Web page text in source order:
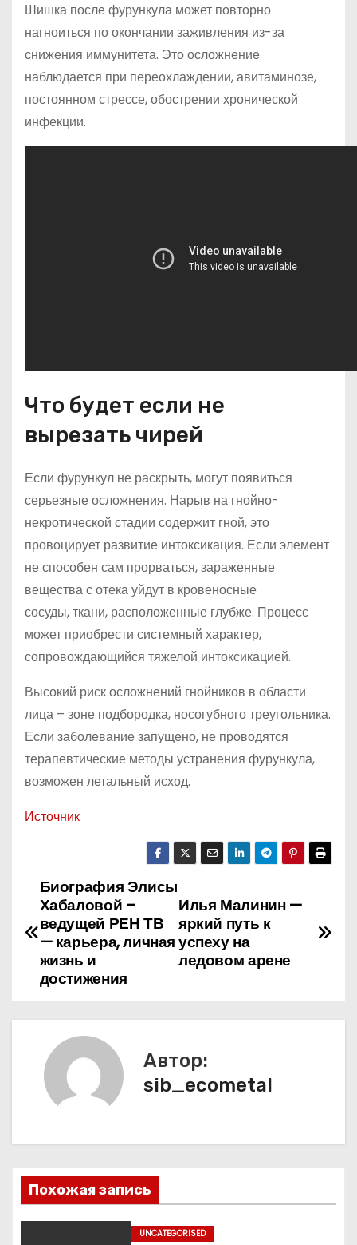
Шишка после фурункула может повторно
нагноиться по окончании заживления из-за
снижения иммунитета. Это осложнение
наблюдается при переохлаждении, авитаминозе,
постоянном стрессе, обострении хронической
инфекции.
Что будет если не
вырезать чирей
Если фурункул не раскрыть, могут появиться
серьезные осложнения. Нарыв на гнойно-
некротической стадии содержит гной, это
провоцирует развитие интоксикация. Если элемент
не способен сам прорваться, зараженные
вещества с отека уйдут в кровеносные
сосуды, ткани, расположенные глубже. Процесс
может приобрести системный характер,
сопровождающийся тяжелой интоксикацией.
Высокий риск осложнений гнойников в области
лица – зоне подбородка, носогубного треугольника.
Если заболевание запущено, не проводятся
терапевтические методы устранения фурункула,
возможен летальный исход.
Источник
Н
а
г
п
о
Илья Малинин —
яркий путь к
успеху на
ледовом арене
Биография Элисы
Хабаловой –
ведущей РЕН ТВ
— карьера, личная
жизнь и
достижения
Автор:
sib_ecometal
Похожая запись
UNCATEGORISED